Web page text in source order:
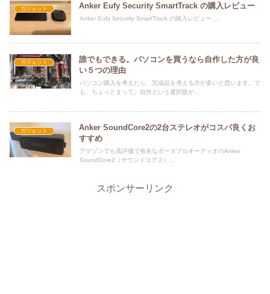
ガジェット Anker Eufy Security SmartTrack の購入レビュー
Anker Eufy Security SmartTrack の購入レビュー ...
ガジェット
誰でもできる。パソコンを買うなら自作した方が良
い５つの理由
パソコン購入を考えたら、完成品を考える方が多いと思います。で
も、ちょっとまって。自作という選択肢が...
ガジェット
Anker SoundCore2の2台ステレオがコスパ良くお
すすめ
アマゾンでも高評価で有名なポータブルオーディオのAnker
SoundCore2（サウンドコア２）...
スポンサーリンク